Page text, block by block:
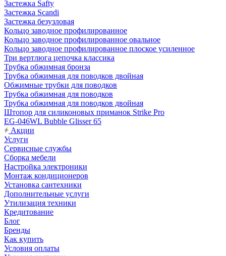
Застежка Safty
Застежка Scandi
Застежка безузловая
Кольцо заводное профилированное
Кольцо заводное профилированное овальное
Кольцо заводное профилированное плоское усиленное
Три вертлюга цепочка классика
Трубка обжимная бронза
Трубка обжимная для поводков двойная
Обжимные трубки для поводков
Трубка обжимная для поводков
Трубка обжимная для поводков двойная
Штопор для силиконовых приманок Strike Pro
EG-046WL Bubble Glisser 65
Акции
Услуги
Сервисные службы
Сборка мебели
Настройка электроники
Монтаж кондиционеров
Установка сантехники
Дополнительные услуги
Утилизация техники
Кредитование
Блог
Бренды
Как купить
Условия оплаты